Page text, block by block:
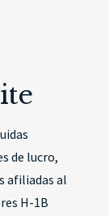
de lucro,
afiliadas al
H-1B